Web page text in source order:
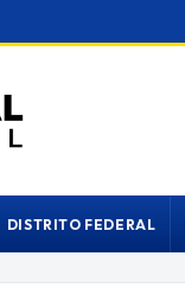
DISTRITO FEDERAL